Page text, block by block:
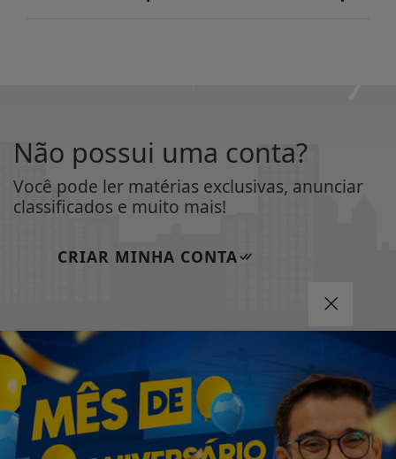
Não possui uma conta?
Você pode ler matérias exclusivas, anunciar
classificados e muito mais!
CRIAR MINHA CONTA